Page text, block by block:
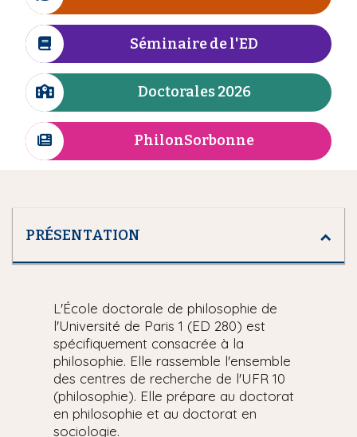
n
e
I
c
ô
n
e
I
c
ô
n
e
Séminaire de l'ED
I
c
ô
n
Doctorales 2026
I
e
PhilonSorbonne
PRÉSENTATION
L'École doctorale de philosophie de
l'Université de Paris 1 (ED 280) est
spécifiquement consacrée à la
philosophie. Elle rassemble l'ensemble
des centres de recherche de l'UFR 10
(philosophie). Elle prépare au doctorat
en philosophie et au doctorat en
sociologie.